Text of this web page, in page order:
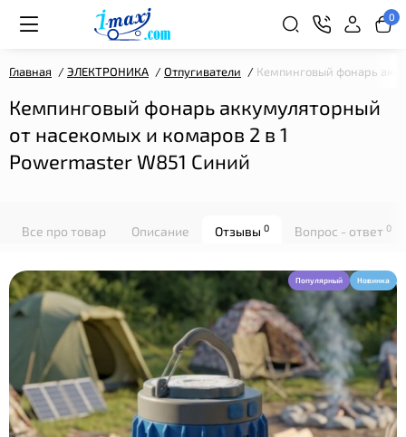
0
Главная ЭЛЕКТРОНИКА Отпугиватели Кемпинговый фонарь
Кемпинговый фонарь аккумуляторный
от насекомых и комаров 2 в 1
Powermaster W851 Синий
Все про товар Описание Отзывы 0 Вопрос - ответ 0
Популярный Новинка